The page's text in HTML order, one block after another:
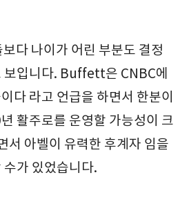
다 나이가 어린 부분도 결정
보입니다. Buffett은 CNBC에
다 라고 언급을 하면서 한분이
활주로를 운영할 가능성이 크
서 아벨이 유력한 후계자 임을
수가 있었습니다.